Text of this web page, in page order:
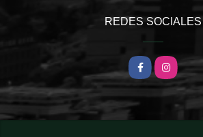
REDES SOCIALES
FacebookInstagram